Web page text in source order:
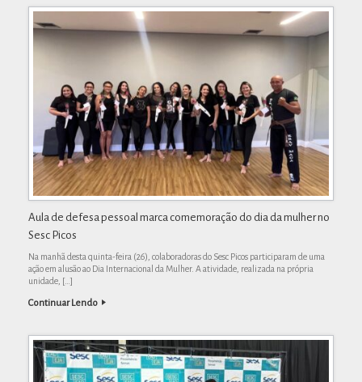
Aula de defesa pessoal marca comemoração do dia da mulher no
Sesc Picos
Na manhã desta quinta-feira (26), colaboradoras do Sesc Picos participaram de uma
ação em alusão ao Dia Internacional da Mulher. A atividade, realizada na própria
unidade, […]
Continuar Lendo